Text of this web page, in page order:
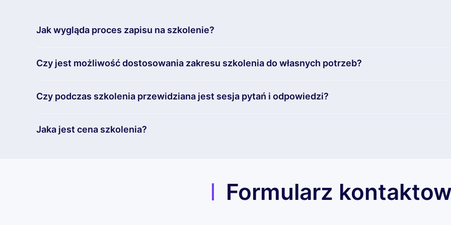
Jak wygląda proces zapisu na szkolenie?
Czy jest możliwość dostosowania zakresu szkolenia do własnych potrzeb?
Czy podczas szkolenia przewidziana jest sesja pytań i odpowiedzi?
Jaka jest cena szkolenia?
Formularz